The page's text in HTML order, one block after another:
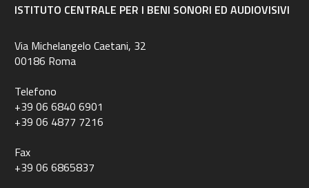
ISTITUTO CENTRALE PER I BENI SONORI ED AUDIOVISIVI
Via Michelangelo Caetani, 32
00186 Roma
Telefono
+39 06 6840 6901
+39 06 4877 7216
Fax
+39 06 6865837